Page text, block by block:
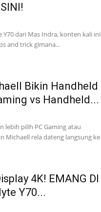
dari Mas Indra, konten kali ini
and trick gimana...
Bikin Handheld
vs Handheld...
lebih pilih PC Gaming atau
Michaell rela dateng langsung ke
4K! EMANG DI
Y70...